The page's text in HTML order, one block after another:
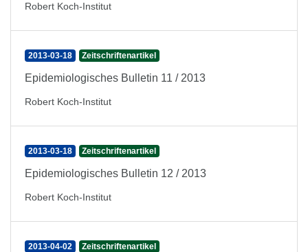
Robert Koch-Institut
2013-03-18 Zeitschriftenartikel
Epidemiologisches Bulletin 11 / 2013
Robert Koch-Institut
2013-03-18 Zeitschriftenartikel
Epidemiologisches Bulletin 12 / 2013
Robert Koch-Institut
2013-04-02 Zeitschriftenartikel